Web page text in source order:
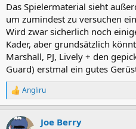
Das Spielermaterial sieht
um zumindest zu versuchen
Wird zwar sicherlich noch
Kader, aber grundsätzlich
Marshall, PJ, Lively + den
Guard) erstmal ein gutes
R
e
k
Angliru
Joe Berry